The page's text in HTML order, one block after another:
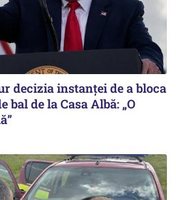
decizia instanţei de a bloca
bal de la Casa Albă: „O